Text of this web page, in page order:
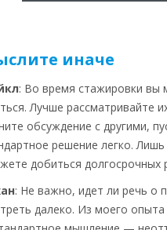
иначе
: Во время стажировки вы
Лучше рассматривайте
обсуждение с другими,
решение легко.
добиться долгосрочных
: Не важно, идет ли речь о
далеко. Из моего